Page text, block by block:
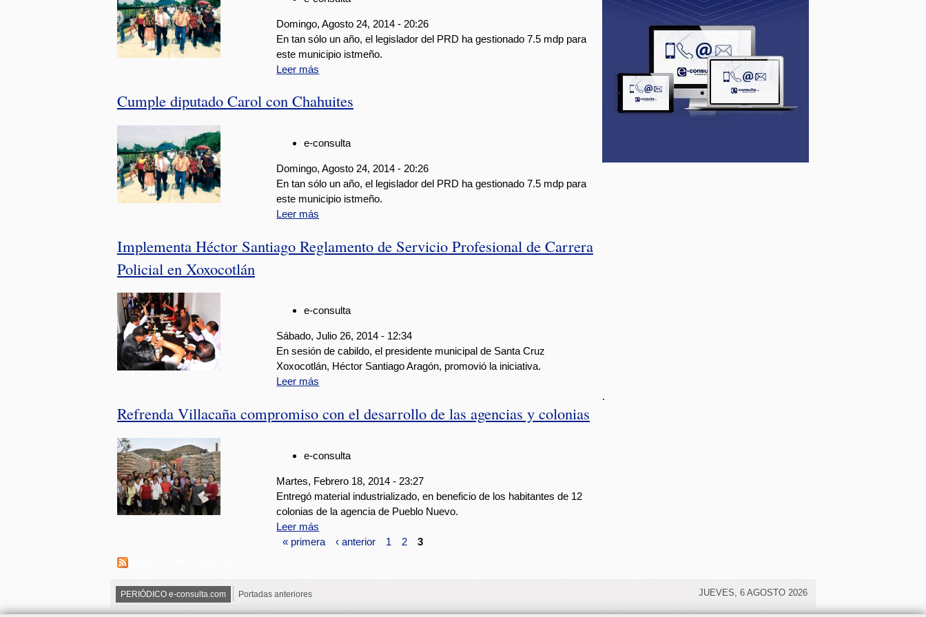
Domingo, Agosto 24, 2014 - 20:26
En tan sólo un año, el legislador del PRD ha gestionado 7.5 mdp para
este municipio istmeño.
Leer más
Cumple diputado Carol con Chahuites
e-consulta
Domingo, Agosto 24, 2014 - 20:26
En tan sólo un año, el legislador del PRD ha gestionado 7.5 mdp para
este municipio istmeño.
Leer más
Implementa Héctor Santiago Reglamento de Servicio Profesional de Carrera
Policial en Xoxocotlán
e-consulta
Sábado, Julio 26, 2014 - 12:34
En sesión de cabildo, el presidente municipal de Santa Cruz
Xoxocotlán, Héctor Santiago Aragón, promovió la iniciativa.
Leer más
Refrenda Villacaña compromiso con el desarrollo de las agencias y colonias
e-consulta
Martes, Febrero 18, 2014 - 23:27
Entregó material industrializado, en beneficio de los habitantes de 12
colonias de la agencia de Pueblo Nuevo.
Leer más
« primera
‹ anterior 1 2 3
.
PERIÓDICO e-consulta.com Portadas anteriores JUEVES, 6 AGOSTO 2026